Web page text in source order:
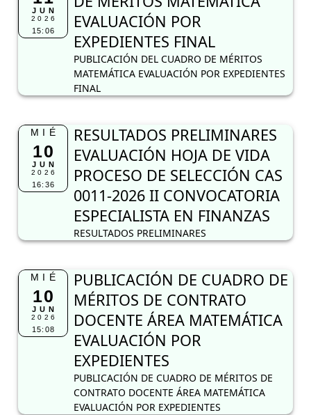
JUN
2026
15:06
EVALUACIÓN POR
EXPEDIENTES FINAL
PUBLICACIÓN DEL CUADRO DE MÉRITOS
MATEMÁTICA EVALUACIÓN POR EXPEDIENTES
FINAL
MIÉ
10
JUN
2026
16:36
RESULTADOS PRELIMINARES
EVALUACIÓN HOJA DE VIDA
PROCESO DE SELECCIÓN CAS
0011-2026 II CONVOCATORIA
ESPECIALISTA EN FINANZAS
RESULTADOS PRELIMINARES
MIÉ
10
JUN
2026
15:08
PUBLICACIÓN DE CUADRO DE
MÉRITOS DE CONTRATO
DOCENTE ÁREA MATEMÁTICA
EVALUACIÓN POR
EXPEDIENTES
PUBLICACIÓN DE CUADRO DE MÉRITOS DE
CONTRATO DOCENTE ÁREA MATEMÁTICA
EVALUACIÓN POR EXPEDIENTES